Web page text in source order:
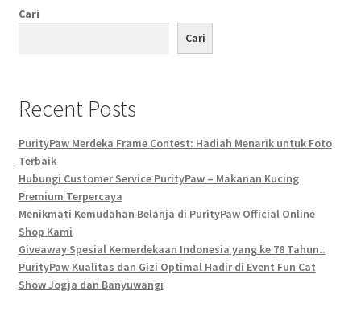
Test Form
Cari
Cari
Recent Posts
PurityPaw Merdeka Frame Contest: Hadiah Menarik untuk Foto
Terbaik
Hubungi Customer Service PurityPaw – Makanan Kucing
Premium Terpercaya
Menikmati Kemudahan Belanja di PurityPaw Official Online
Shop Kami
Giveaway Spesial Kemerdekaan Indonesia yang ke 78 Tahun..
PurityPaw Kualitas dan Gizi Optimal Hadir di Event Fun Cat
Show Jogja dan Banyuwangi